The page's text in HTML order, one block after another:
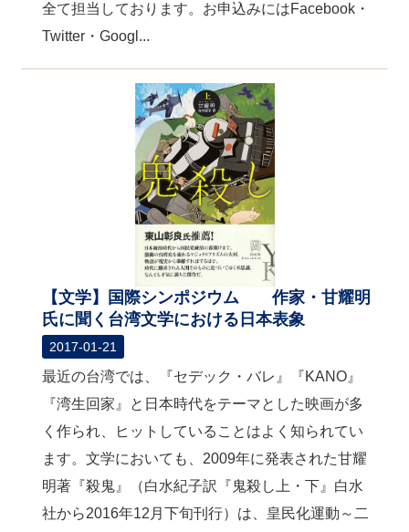
全て担当しております。お申込みにはFacebook・
Twitter・Googl...
【文学】国際シンポジウム 作家・甘耀明
氏に聞く台湾文学における日本表象
2017-01-21
最近の台湾では、『セデック・バレ』『KANO』
『湾生回家』と日本時代をテーマとした映画が多
く作られ、ヒットしていることはよく知られてい
ます。文学においても、2009年に発表された甘耀
明著『殺鬼』（白水紀子訳『鬼殺し上・下』白水
社から2016年12月下旬刊行）は、皇民化運動～二